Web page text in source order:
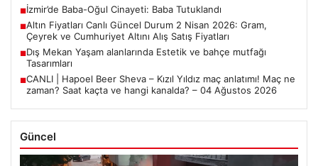
■İzmir’de Baba-Oğul Cinayeti: Baba Tutuklandı
■Altın Fiyatları Canlı Güncel Durum 2 Nisan 2026: Gram,
Çeyrek ve Cumhuriyet Altını Alış Satış Fiyatları
■Dış Mekan Yaşam alanlarında Estetik ve bahçe mutfağı
Tasarımları
■CANLI | Hapoel Beer Sheva – Kızıl Yıldız maç anlatımı! Maç ne
zaman? Saat kaçta ve hangi kanalda? – 04 Ağustos 2026
Güncel